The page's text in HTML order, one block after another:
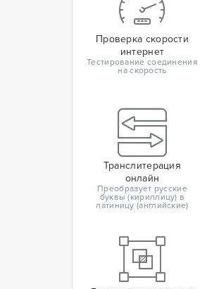
Проверка скорости
интернет
Тестирование соединения
на скорость
Транслитерация
онлайн
Преобразует русские
буквы (кириллицу) в
латиницу (английские)